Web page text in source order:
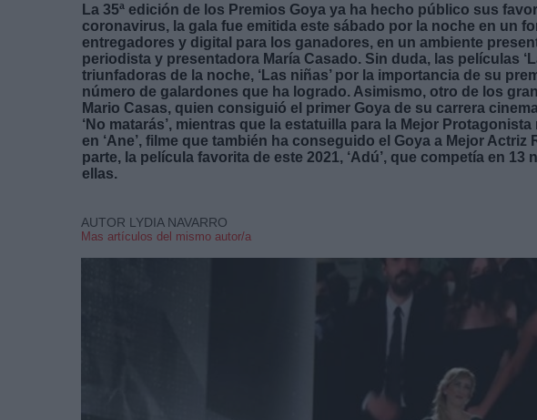
La 35ª edición de los Premios Goya ya ha hecho público sus
coronavirus, la gala fue emitida este sábado por la noche en un
entregadores y digital para los ganadores, en un ambiente
periodista y presentadora María Casado. Sin duda, las películas
triunfadoras de la noche, ‘Las niñas’ por la importancia de su
número de galardones que ha logrado. Asimismo, otro de los
Mario Casas, quien consiguió el primer Goya de su carrera
‘No matarás’, mientras que la estatuilla para la Mejor
en ‘Ane’, filme que también ha conseguido el Goya a Mejor
parte, la película favorita de este 2021, ‘Adú’, que competía en
ellas.
AUTOR LYDIA NAVARRO
Mas artículos del mismo autor/a